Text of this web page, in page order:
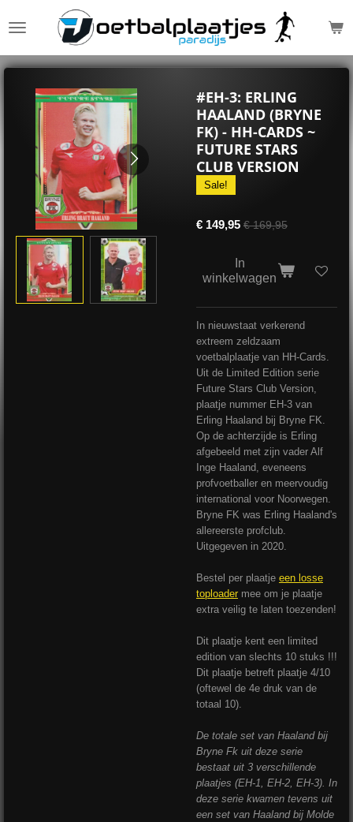
direct
de
#EH-3: ERLING
HAALAND (BRYNE
FK) - HH-CARDS ~
FUTURE STARS
CLUB VERSION
Sale!
€ 149,95 € 169,95
In
winkelwagen
In nieuwstaat verkerend
extreem zeldzaam
voetbalplaatje van HH-Cards.
Uit de Limited Edition serie
Future Stars Club Version,
plaatje nummer EH-3 van
Erling Haaland bij Bryne FK.
Op de achterzijde is Erling
afgebeeld met zijn vader Alf
Inge Haaland, eveneens
profvoetballer en meervoudig
international voor Noorwegen.
Bryne FK was Erling Haaland's
allereerste profclub.
Uitgegeven in 2020.
Bestel per plaatje een losse
toploader mee om je plaatje
extra veilig te laten toezenden!
Dit plaatje kent een limited
edition van slechts 10 stuks !!!
Dit plaatje betreft plaatje 4/10
(oftewel de 4e druk van de
totaal 10).
De totale set van Haaland bij
Bryne Fk uit deze serie
bestaat uit 3 verschillende
plaatjes (EH-1, EH-2, EH-3). In
deze serie kwamen tevens uit
een set van Haaland bij Molde